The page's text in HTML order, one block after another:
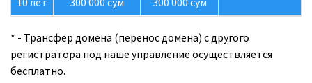
* - Трансфер домена (перенос домена) с другого
регистратора под наше управление осуществляется
бесплатно.